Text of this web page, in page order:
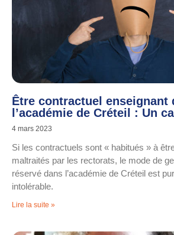
Être contractuel enseignant
l’académie de Créteil : Un
4 mars 2023
Si les contractuels sont « habitués » à
maltraités par les rectorats, le mode de
réservé dans l’académie de Créteil est
intolérable.
Lire la suite »